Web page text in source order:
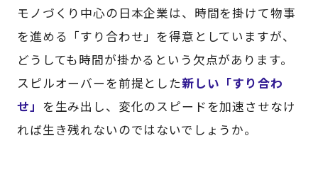
モノづくり中心の日本企業は、時間を掛けて物事
を進める「すり合わせ」を得意としていますが、
どうしても時間が掛かるという欠点があります。
スピルオーバーを前提とした新しい「すり合わ
せ」 を生み出し、変化のスピードを加速させなけ
れば生き残れないのではないでしょうか。